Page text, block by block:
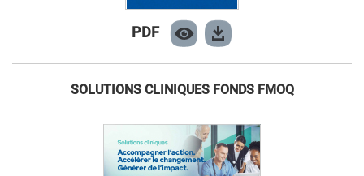
PDF
SOLUTIONS CLINIQUES FONDS FMOQ